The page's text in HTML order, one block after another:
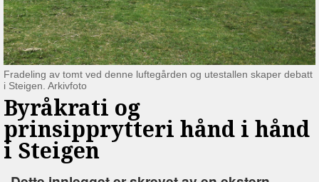
Fradeling av tomt ved denne luftegården og utestallen skaper debatt
i Steigen. Arkivfoto
Byråkrati og
prinsipprytteri hånd i hånd
i Steigen